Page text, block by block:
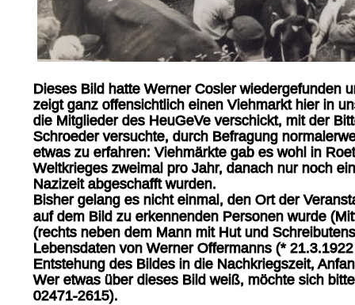
Dieses Bild hatte Werner Cosler wiedergefunden
zeigt ganz offensichtlich einen Viehmarkt hier in
die Mitglieder des HeuGeVe verschickt, mit der
Schroeder versuchte, durch Befragung
etwas zu erfahren: Viehmärkte gab es wohl in
Weltkrieges zweimal pro Jahr, danach nur noch
Nazizeit abgeschafft wurden.
Bisher gelang es nicht einmal, den Ort der
auf dem Bild zu erkennenden Personen wurde
(rechts neben dem Mann mit Hut und
Lebensdaten von Werner Offermanns (*
Entstehung des Bildes in die Nachkriegszeit,
Wer etwas über dieses Bild weiß, möchte sich
02471-2615).